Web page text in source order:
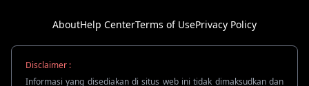
AboutHelp CenterTerms of UsePrivacy Policy
Disclaimer :
Informasi yang disediakan di situs web ini tidak dimaksudkan dan